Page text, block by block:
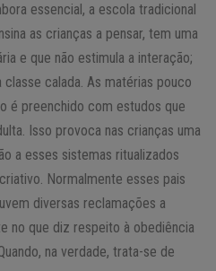
essencial, a escola tradicional
as crianças a pensar, tem uma
e que não estimula a interação;
calada. As matérias pouco
é preenchido com estudos que
Isso provoca nas crianças uma
a esses sistemas ritualizados
Normalmente esses pais
diversas reclamações a
no que diz respeito à obediência
na verdade, trata-se de